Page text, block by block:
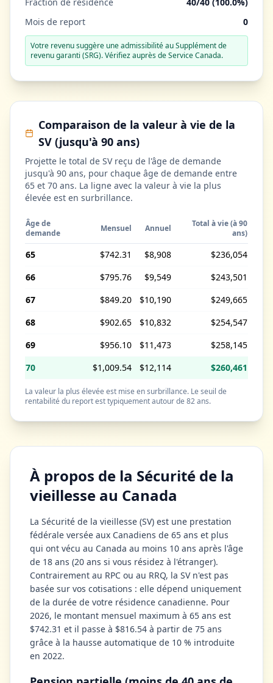
Mois de report
0
Votre revenu suggère une admissibilité au Supplément de
revenu garanti (SRG). Vérifiez auprès de Service Canada.
Comparaison de la valeur à vie de la
SV (jusqu'à 90 ans)
Projette le total de SV reçu de l'âge de demande
jusqu'à 90 ans, pour chaque âge de demande entre
65 et 70 ans. La ligne avec la valeur à vie la plus
élevée est en surbrillance.
Âge de
demande
Mensuel Annuel
Total à vie (à 90
ans)
65 $742.31 $8,908
$236,054
66
$795.76 $9,549
$243,501
67
$849.20 $10,190
$249,665
68
$902.65 $10,832
$254,547
69
$956.10 $11,473
$258,145
70
$1,009.54 $12,114 $260,461
La valeur la plus élevée est mise en surbrillance. Le seuil de
rentabilité du report est typiquement autour de 82 ans.
À propos de la Sécurité de la
vieillesse au Canada
La Sécurité de la vieillesse (SV) est une prestation
fédérale versée aux Canadiens de 65 ans et plus
qui ont vécu au Canada au moins 10 ans après l'âge
de 18 ans (20 ans si vous résidez à l'étranger).
Contrairement au RPC ou au RRQ, la SV n'est pas
basée sur vos cotisations : elle dépend uniquement
de la durée de votre résidence canadienne. Pour
2026, le montant mensuel maximum à 65 ans est
$742.31 et il passe à $816.54 à partir de 75 ans
grâce à la hausse automatique de 10 % introduite
en 2022.